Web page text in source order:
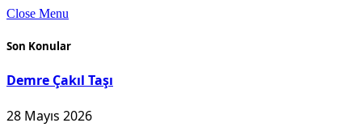
Close Menu
Son Konular
Demre Çakıl Taşı
28 Mayıs 2026